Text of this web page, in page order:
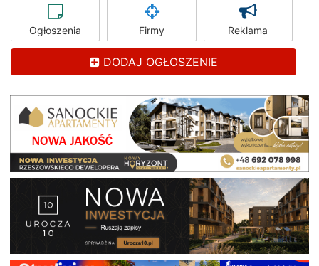
Ogłoszenia Firmy Reklama
DODAJ OGŁOSZENIE